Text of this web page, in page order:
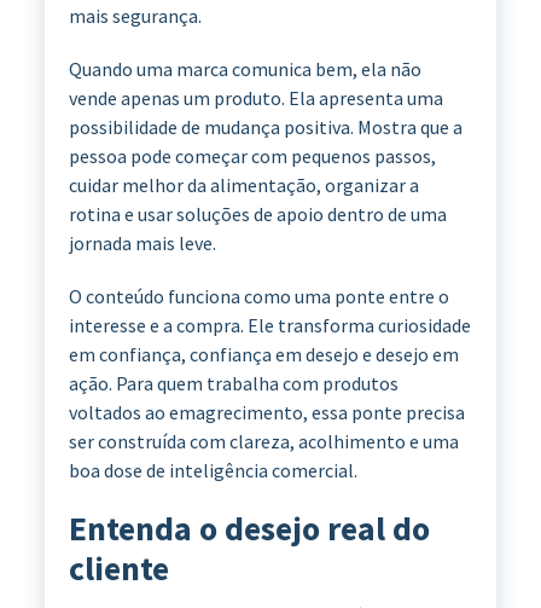
mais segurança.
Quando uma marca comunica bem, ela não
vende apenas um produto. Ela apresenta uma
possibilidade de mudança positiva. Mostra que a
pessoa pode começar com pequenos passos,
cuidar melhor da alimentação, organizar a
rotina e usar soluções de apoio dentro de uma
jornada mais leve.
O conteúdo funciona como uma ponte entre o
interesse e a compra. Ele transforma curiosidade
em confiança, confiança em desejo e desejo em
ação. Para quem trabalha com produtos
voltados ao emagrecimento, essa ponte precisa
ser construída com clareza, acolhimento e uma
boa dose de inteligência comercial.
Entenda o desejo real do
cliente